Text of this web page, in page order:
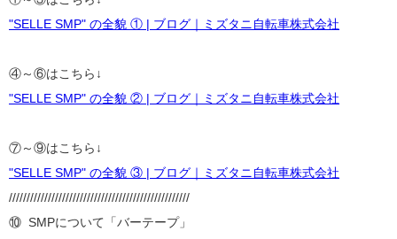
"SELLE SMP" の全貌 ① | ブログ｜ミズタニ自転車株式会社
④～⑥はこちら↓
"SELLE SMP" の全貌 ② | ブログ｜ミズタニ自転車株式会社
⑦～⑨はこちら↓
"SELLE SMP" の全貌 ③ | ブログ｜ミズタニ自転車株式会社
///////////////////////////////////////////////////
⑩ SMPについて「バーテープ」